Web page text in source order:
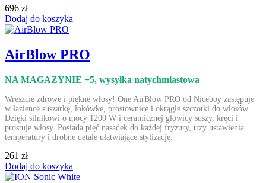
696 zł
Dodaj do koszyka
AirBlow PRO
NA MAGAZYNIE +5, wysyłka natychmiastowa
Wreszcie zdrowe i piękne włosy! One AirBlow PRO od Niceboy zastępuje
w łazience suszarkę, lokówkę, prostownicę i okrągłe szczotki do włosów.
Dzięki silnikowi o mocy 1200 W i ceramicznej głowicy suszy, kręci i
prostuje włosy. Posiada pięć nasadek do każdej fryzury, trzy ustawienia
temperatury i drobne detale ułatwiające stylizację.
261 zł
Dodaj do koszyka